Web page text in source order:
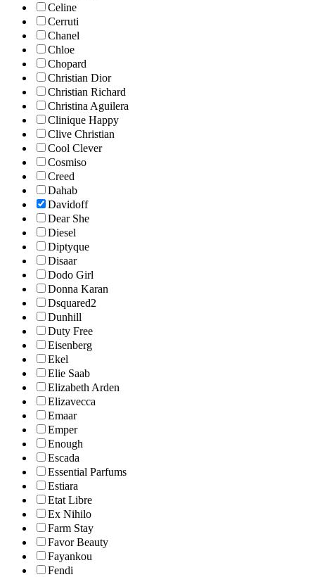
Celine
Cerruti
Chanel
Chloe
Chopard
Christian Dior
Christian Richard
Christina Aguilera
Clinique Happy
Clive Christian
Cool Clever
Cosmiso
Creed
Dahab
Davidoff
Dear She
Diesel
Diptyque
Disaar
Dodo Girl
Donna Karan
Dsquared2
Dunhill
Duty Free
Eisenberg
Ekel
Elie Saab
Elizabeth Arden
Elizavecca
Emaar
Emper
Enough
Escada
Essential Parfums
Estiara
Etat Libre
Ex Nihilo
Farm Stay
Favor Beauty
Fayankou
Fendi